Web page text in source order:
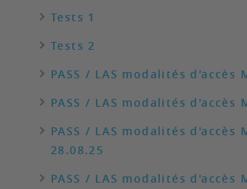
Tests 1
Tests 2
PASS / LAS modalités d'accès
PASS / LAS modalités d'accès
PASS / LAS modalités d'accès
28.08.25
PASS / LAS modalités d'accès